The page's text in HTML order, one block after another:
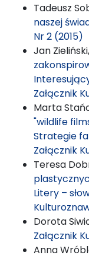
Tadeusz
naszej
Nr 2 (2015)
Jan Zieliński,
Załącznik
Marta
"wildlife
Strategie
Załącznik
Teresa
Litery –
Dorota
Załącznik
Anna